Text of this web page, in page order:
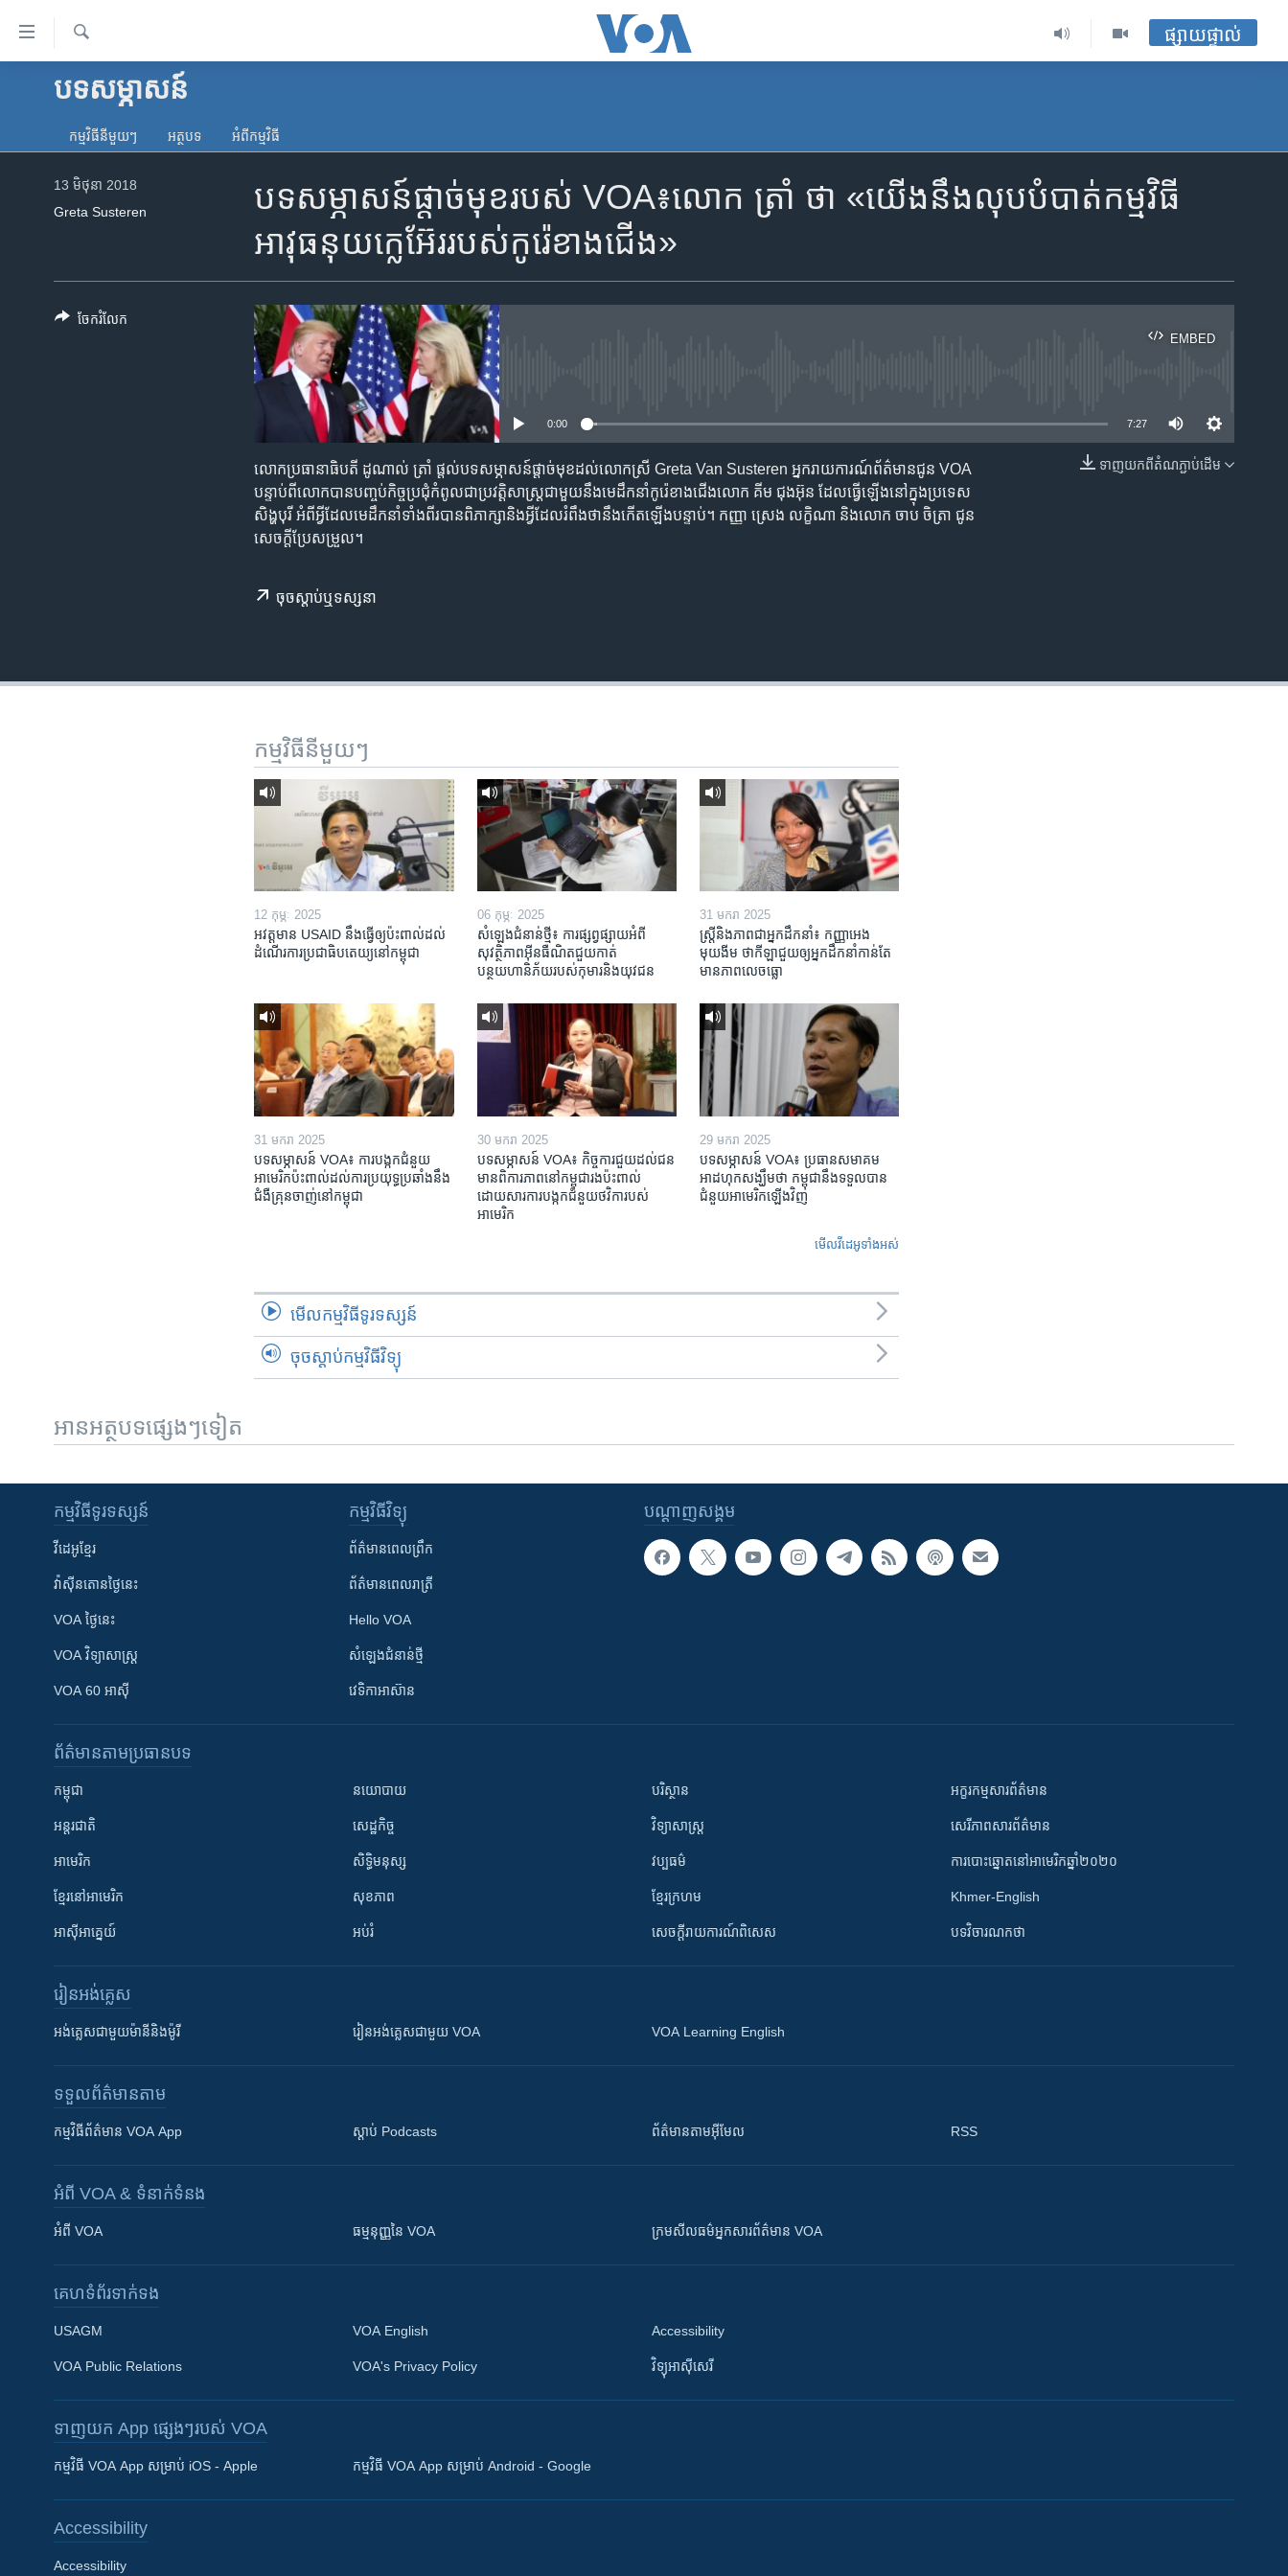
ទៅ​
គេហទំព័រ​
ទាក់ទង
និង​អាមេរិក
ទូរទស្សន៍ / វីដេអូ​
Khmer English
រក
ផ្សាយផ្ទាល់
បទ​សម្ភាសន៍
កម្មវិធី​នីមួយៗ អត្ថបទ​ អំពី​កម្មវិធី​
បទសម្ភាសន៍​ផ្តាច់មុខរបស់ VOA៖លោក ត្រាំ ថា «យើង​នឹង​លុប​បំបាត់​កម្មវិធី​
អាវុធ​នុយក្លេអ៊ែរ​របស់​កូរ៉េ​ខាង​ជើង»
13 មិថុនា 2018
Greta Susteren
EMBED
EMBED
0:00 7:27
ទាញ​យក​ពី​តំណភ្ជាប់​ដើម
លោក​ប្រធានាធិបតី ដូណាល់ ត្រាំ ផ្តល់​បទ​សម្ភាសន៍​ផ្តាច់​មុខ​ដល់​លោកស្រី Greta Van Susteren អ្នក​រាយការណ៍​ព័ត៌មាន​ជូន VOA
បន្ទាប់​ពី​លោក​បាន​បញ្ចប់​កិច្ច​ប្រជុំ​កំពូល​ជា​ប្រវត្តិសាស្ត្រ​ជាមួយ​នឹង​មេដឹកនាំ​កូរ៉េ​ខាងជើង​លោក គីម ជុងអ៊ុន ដែល​ធ្វើ​ឡើង​នៅ​ក្នុង​ប្រទេស​
សិង្ហបុរី អំពី​អ្វី​ដែល​មេដឹកនាំ​ទាំង​ពីរ​បាន​ពិភាក្សា​និង​អ្វី​ដែល​រំពឹង​ថា​នឹង​កើត​ឡើង​បន្ទាប់។ កញ្ញា ស្រេង លក្ខិណា និង​លោក ចាប​ ចិត្រា​ ជូន​
សេចក្តី​ប្រែ​សម្រួល។
ចុច​​ស្តាប់​ឬ​ទស្សនា
ចែករំលែក
កម្មវិធី​នីមួយៗ
12 កុម្ភៈ 2025
អវត្តមាន USAID នឹងធ្វើឲ្យប៉ះពាល់ដល់
ដំណើរការប្រជាធិបតេយ្យនៅកម្ពុជា
06 កុម្ភៈ 2025
សំឡេងជំនាន់ថ្មី៖ ការផ្សព្វផ្សាយអំពី
សុវត្ថិភាពអ៊ីនធឺណិតជួយកាត់
បន្ថយហានិភ័យរបស់កុមារនិងយុវជន
31 មករា 2025
ស្រ្តី​និង​ភាព​ជា​អ្នក​ដឹកនាំ៖ កញ្ញា​អេង
មុយងីម ថា​កីឡា​ជួយឲ្យ​អ្នកដឹកនាំ​កាន់តែ​
មាន​ភាព​លេចធ្លោ
31 មករា 2025
បទសម្ភាសន៍ VOA៖ ការបង្កក​ជំនួយ​
អាមេរិក​ប៉ះពាល់ដល់​ការប្រយុទ្ធ​ប្រឆាំង​នឹង​
ជំងឺ​គ្រុនចាញ់​នៅ​កម្ពុជា
30 មករា 2025
បទសម្ភាសន៍ VOA៖ កិច្ចការ​ជួយ​ដល់​ជន​
មាន​ពិការភាព​នៅកម្ពុជា​រង​ប៉ះពាល់​
ដោយសារ​ការ​បង្កក​ជំនួយ​ថវិកា​របស់​
អាមេរិក
29 មករា 2025
បទសម្ភាសន៍ VOA៖ ប្រធាន​សមាគម​
អាដហុក​សង្ឃឹម​ថា កម្ពុជា​នឹង​ទទួល​បាន​
ជំនួយ​អាមេរិក​ឡើងវិញ
មើល​វីដេអូ​ទាំង​អស់
មើល​កម្មវិធី​ទូរទស្សន៍
ចុចស្តាប់កម្មវិធីវិទ្យុ
អានអត្ថបទផ្សេងៗទៀត
បណ្តាញ​សង្គម
កម្មវិធី​ទូរទស្សន៍
វីដេអូ​ខ្មែរ
វ៉ាស៊ីនតោន​ថ្ងៃ​នេះ
VOA ថ្ងៃនេះ
VOA ​វិទ្យាសាស្ត្រ
VOA 60 អាស៊ី
កម្មវិធី​វិទ្យុ
ព័ត៌មាន​ពេល​ព្រឹក
ព័ត៌មាន​​ពេល​រាត្រី
Hello VOA
សំឡេង​ជំនាន់​ថ្មី
វេទិកា​អាស៊ាន
ព័ត៌មាន​តាមប្រធានបទ​
កម្ពុជា
អន្តរជាតិ
អាមេរិក
ខ្មែរ​នៅអាមេរិក
អាស៊ីអាគ្នេយ៍
នយោបាយ
សេដ្ឋកិច្ច
សិទ្ធិមនុស្ស
សុខភាព
អប់រំ
បរិស្ថាន
វិទ្យាសាស្រ្ត
វប្បធម៌
ខ្មែរក្រហម
សេចក្តីរាយការណ៍ពិសេស
អក្ខរកម្មសារព័ត៌មាន
សេរីភាពសារព័ត៌មាន
ការបោះឆ្នោតនៅអាមេរិកឆ្នាំ២០២០
Khmer-English
បទវិចារណកថា
រៀន​​អង់គ្លេស
អង់គ្លេស​ជាមួយ​ម៉ានី​និង​ម៉ូរី រៀន​​​​​​អង់គ្លេស​​ជាមួយ VOA VOA Learning English
ទទួល​ព័ត៌មាន​តាម
កម្មវិធី​ព័ត៌មាន VOA App ស្តាប់ Podcasts ព័ត៌មាន​តាម​អ៊ីមែល RSS
អំពី​ VOA & ទំនាក់ទំនង
អំពី​ VOA ធម្មនុញ្ញ​នៃ VOA ក្រម​​​សីលធម៌​​​អ្នក​​​សារព័ត៌មាន VOA
គេហទំព័រ​​ទាក់ទង
USAGM
VOA Public Relations
VOA English
VOA's Privacy Policy
Accessibility
វិទ្យុ​អាស៊ី​សេរី
ទាញយក​ App ផ្សេងៗ​របស់​ VOA
កម្មវិធី​ VOA App សម្រាប់ iOS - Apple កម្មវិធី​ VOA App សម្រាប់ Android - Google
Accessibility
Accessibility